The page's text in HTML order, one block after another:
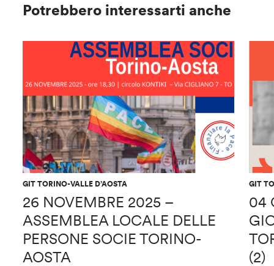
Potrebbero interessarti anche
GIT TORINO-VALLE D’AOSTA
26 NOVEMBRE 2025 –
ASSEMBLEA LOCALE DELLE
PERSONE SOCIE TORINO-
AOSTA
GIT
04
(2)